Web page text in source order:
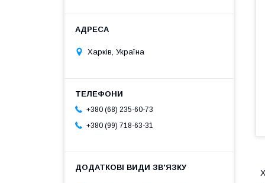
Харків, Україна
+380 (68) 235-60-73
+380 (99) 718-63-31